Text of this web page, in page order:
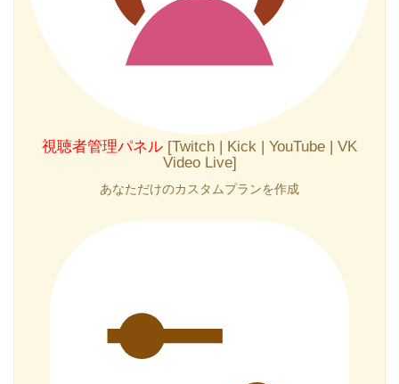
視聴者管理パネル [Twitch | Kick | YouTube | VK
Video Live]
あなただけのカスタムプランを作成